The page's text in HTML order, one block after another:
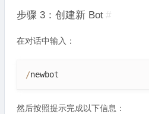
步骤 3：创建新 Bot #
在对话中输入：
/newbot
然后按照提示完成以下信息：